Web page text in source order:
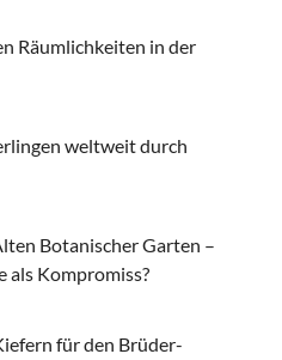
Räumlichkeiten in der
weltweit durch
Botanischer Garten –
als Kompromiss?
für den Brüder-